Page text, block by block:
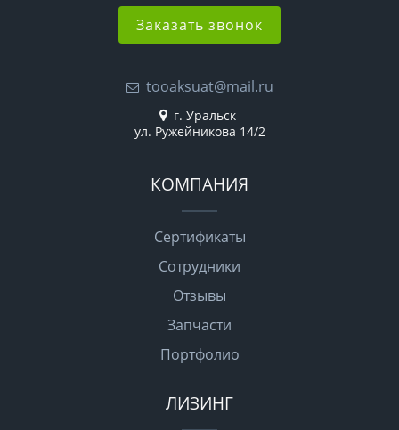
Заказать звонок
tooaksuat@mail.ru
г. Уральск
ул. Ружейникова 14/2
КОМПАНИЯ
Сертификаты
Сотрудники
Отзывы
Запчасти
Портфолио
ЛИЗИНГ